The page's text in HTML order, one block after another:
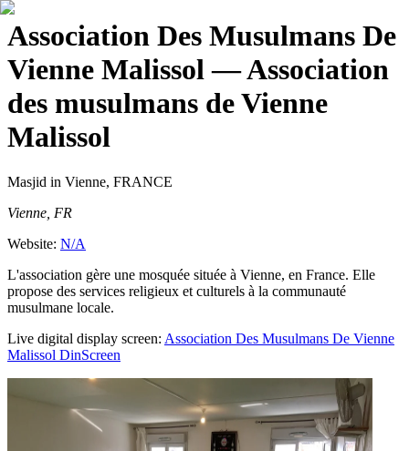
Association Des Musulmans De
Vienne Malissol— Association
des musulmans de Vienne
Malissol
Masjid in Vienne, FRANCE
Vienne, FR
Website: N/A
L'association gère une mosquée située à Vienne, en France. Elle
propose des services religieux et culturels à la communauté
musulmane locale.
Live digital display screen: Association Des Musulmans De Vienne
Malissol DinScreen